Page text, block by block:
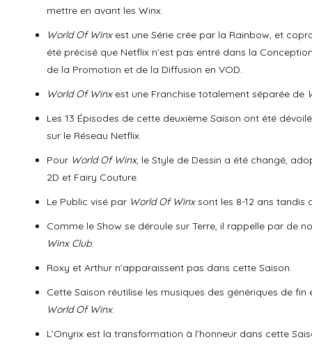
mettre en avant les Winx.
World Of Winxest une Série crée par la Rainbow, et
été précisé que Netflix n’est pas entré dans la
de la Promotion et de la Diffusion en VOD.
World Of Winxest une Franchise totalement séparée de
Les 13 Épisodes de cette deuxième Saison ont été
sur le Réseau Netflix.
Pour World Of Winx, le Style de Dessin a été changé,
2D et Fairy Couture.
Le Public visé par World Of Winxsont les 8-12 ans tandis
Comme le Show se déroule sur Terre, il rappelle par de
Winx Club.
Roxy et Arthur n’apparaissent pas dans cette Saison.
Cette Saison réutilise les musiques des génériques de
World Of Winx.
L’Onyrix est la transformation à l’honneur dans cette